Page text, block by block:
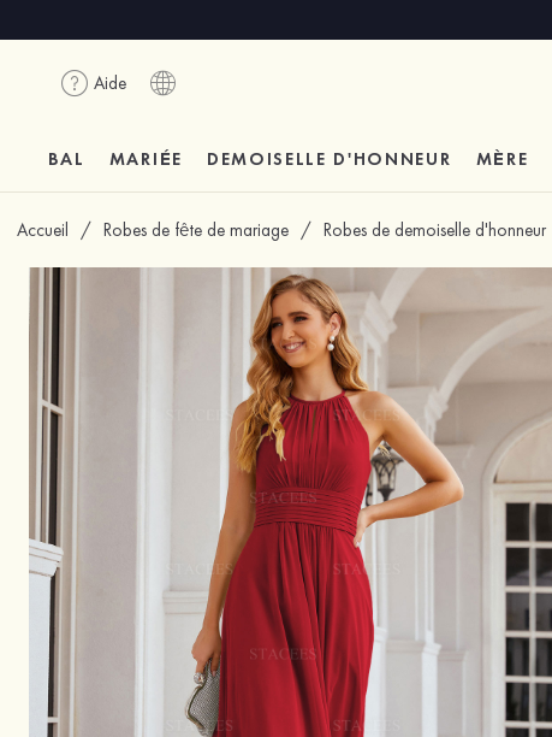
Aide
BAL MARIÉE DEMOISELLE D'HONNEUR MÈRE
Accueil / Robes de fête de mariage / Robes de demoiselle d'honneur